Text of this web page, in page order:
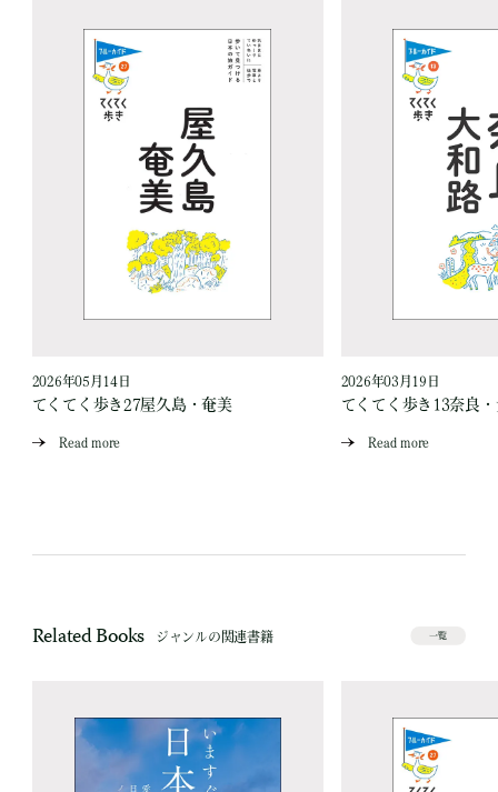
2026年05月14日
てくてく歩き27屋久島・奄美
Read more
2026年03月19日
てくてく歩き13奈良
Read more
Related Books ジャンルの関連書籍 一覧